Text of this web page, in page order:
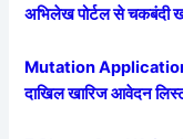
अभिलेख पोर्टल से चकबंदी
Mutation
दाखिल खारिज आवेदन